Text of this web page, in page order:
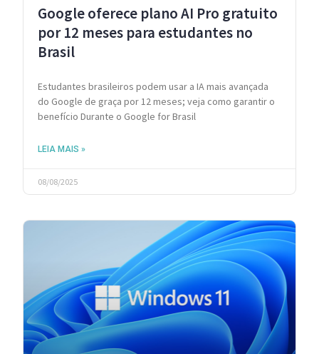
Google oferece plano AI Pro gratuito
por 12 meses para estudantes no
Brasil
Estudantes brasileiros podem usar a IA mais avançada
do Google de graça por 12 meses; veja como garantir o
benefício Durante o Google for Brasil
LEIA MAIS »
08/08/2025